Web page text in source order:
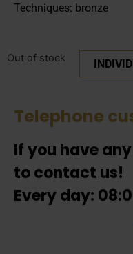
Techniques: bronze
Out of stock
Telephone
If you have
to contact us!
Every day: